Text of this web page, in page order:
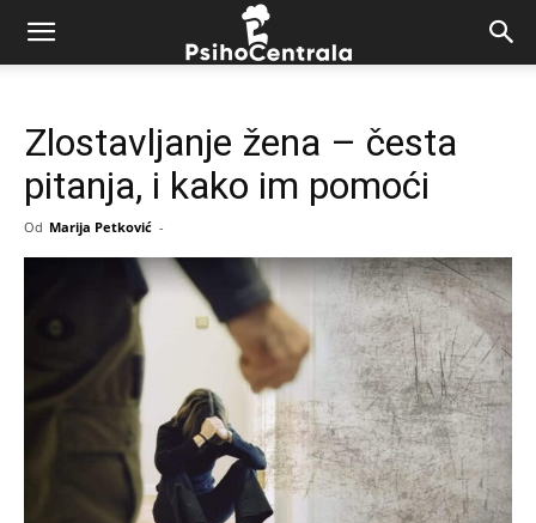
Zlostavljanje žena – česta
pitanja, i kako im pomoći
Od Marija Petković -